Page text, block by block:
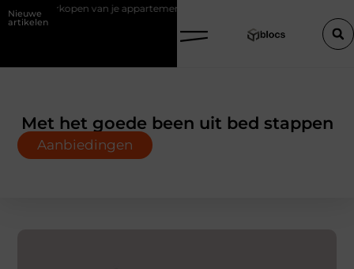
Nieuwe
artikelen
je appartement zonder makelaar
Met het goede been uit bed stappen
Aanbiedingen